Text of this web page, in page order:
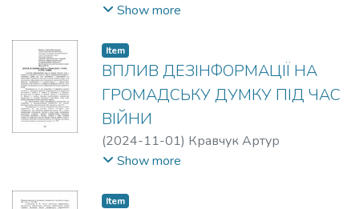
Юріївна;Марков М.М.
Show more
Item
ВПЛИВ ДЕЗІНФОРМАЦІЇ НА
ГРОМАДСЬКУ ДУМКУ ПІД ЧАС
ВІЙНИ
(2024-11-01) Кравчук Артур
Максимович;
Show more
Item